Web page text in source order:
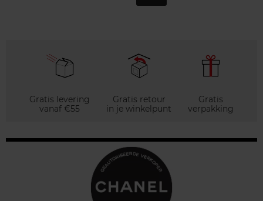
Gratis levering
vanaf €55
Gratis retour
in je winkelpunt
Gratis
verpakking